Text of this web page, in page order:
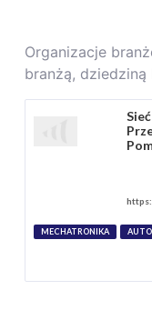
Organizacje
branżą,
MECHATRONIKA